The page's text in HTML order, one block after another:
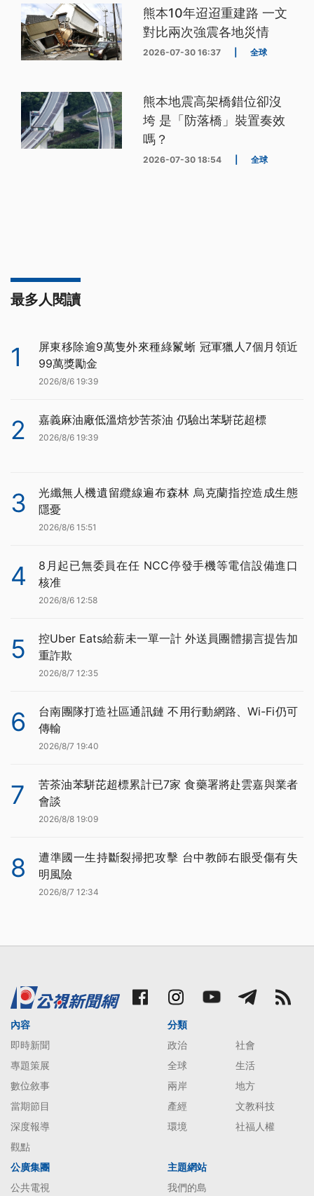
熊本10年迢迢重建路 一文
對比兩次強震各地災情
2026-07-30 16:37 全球
熊本地震高架橋錯位卻沒
垮 是「防落橋」裝置奏效
嗎？
2026-07-30 18:54 全球
最多人閱讀
1
屏東移除逾9萬隻外來種綠鬣蜥 冠軍獵人7個月領近
99萬獎勵金
2026/8/6 19:39
2 嘉義麻油廠低溫焙炒苦茶油 仍驗出苯駢芘超標
2026/8/6 19:39
3
光纖無人機遺留纜線遍布森林 烏克蘭指控造成生態
隱憂
2026/8/6 15:51
4
8月起已無委員在任 NCC停發手機等電信設備進口
核准
2026/8/6 12:58
5
控Uber Eats給薪未一單一計 外送員團體揚言提告加
重詐欺
2026/8/7 12:35
6
台南團隊打造社區通訊鏈 不用行動網路、Wi-Fi仍可
傳輸
2026/8/7 19:40
7
苦茶油苯駢芘超標累計已7家 食藥署將赴雲嘉與業者
會談
2026/8/8 19:09
8
遭準國一生持斷裂掃把攻擊 台中教師右眼受傷有失
明風險
2026/8/7 12:34
內容
即時新聞
專題策展
數位敘事
當期節目
深度報導
觀點
分類
政治
社會
全球
生活
兩岸
地方
產經
文教科技
環境
社福人權
公廣集團
公共電視
主題網站
我們的島